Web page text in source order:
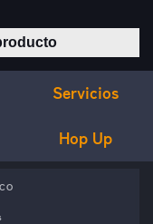
Servicios
Hop Up